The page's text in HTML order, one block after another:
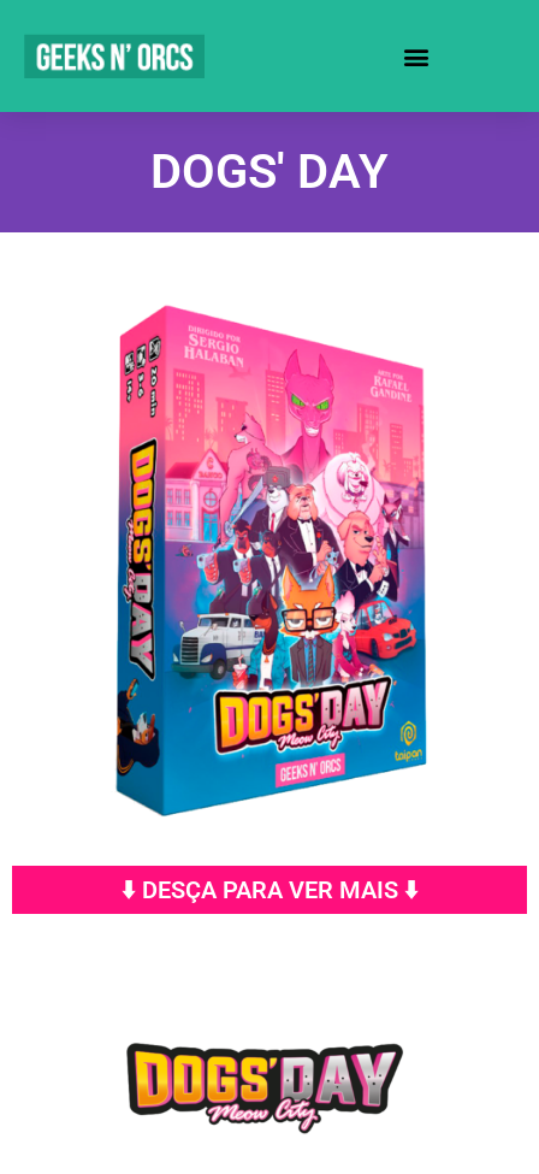
DOGS' DAY
⬇️ DESÇA PARA VER MAIS ⬇️